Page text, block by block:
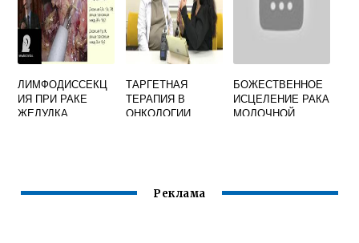
ЛИМФОДИССЕКЦ
ИЯ ПРИ РАКЕ
ЖЕЛУДКА
ТАРГЕТНАЯ
ТЕРАПИЯ В
ОНКОЛОГИИ
БОЖЕСТВЕННОЕ
ИСЦЕЛЕНИЕ РАКА
МОЛОЧНОЙ
Реклама